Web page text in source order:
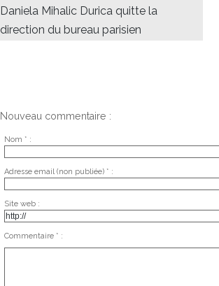
Daniela Mihalic Durica quitte la
direction du bureau parisien
Nouveau commentaire :
Nom * :
Adresse email (non publiée) * :
Site web :
Commentaire * :